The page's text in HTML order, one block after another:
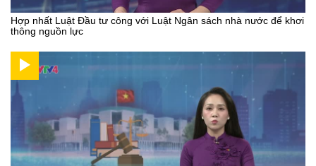
Hợp nhất Luật Đầu tư công với Luật Ngân sách nhà nước để khơi
thông nguồn lực